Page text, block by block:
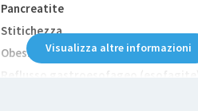
Pancreatite
Stitichezza
Obesità
Visualizza altre informazioni